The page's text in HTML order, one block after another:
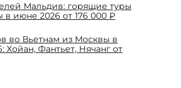
Мальдив: горящие туры
в июне 2026 от 176 000 ₽
во Вьетнам из Москвы в
Хойан, Фантьет, Нячанг от